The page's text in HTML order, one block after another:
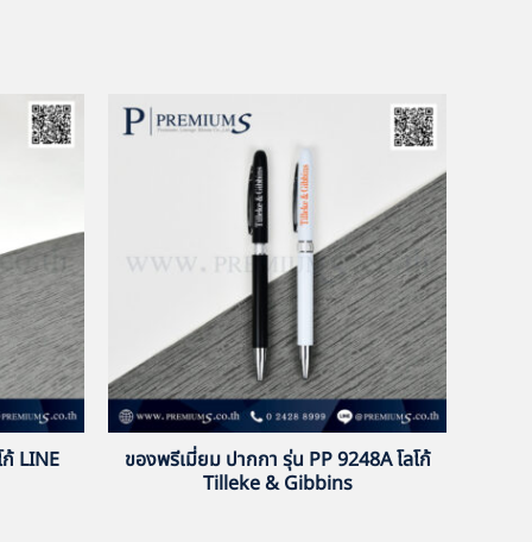
LINE
ของพรีเมี่ยม ปากกา รุ่น PP 9248A โลโก้
Tilleke & Gibbins